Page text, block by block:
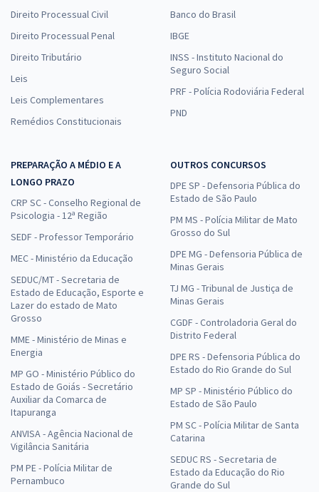
Direito Processual Civil
Direito Processual Penal
Direito Tributário
Leis
Leis Complementares
Remédios Constitucionais
Banco do Brasil
IBGE
INSS - Instituto Nacional do
Seguro Social
PRF - Polícia Rodoviária Federal
PND
PREPARAÇÃO A MÉDIO E A
LONGO PRAZO
CRP SC - Conselho Regional de
Psicologia - 12ª Região
SEDF - Professor Temporário
MEC - Ministério da Educação
SEDUC/MT - Secretaria de
Estado de Educação, Esporte e
Lazer do estado de Mato
Grosso
MME - Ministério de Minas e
Energia
MP GO - Ministério Público do
Estado de Goiás - Secretário
Auxiliar da Comarca de
Itapuranga
ANVISA - Agência Nacional de
Vigilância Sanitária
PM PE - Polícia Militar de
Pernambuco
OUTROS CONCURSOS
DPE SP - Defensoria Pública do
Estado de São Paulo
PM MS - Polícia Militar de Mato
Grosso do Sul
DPE MG - Defensoria Pública de
Minas Gerais
TJ MG - Tribunal de Justiça de
Minas Gerais
CGDF - Controladoria Geral do
Distrito Federal
DPE RS - Defensoria Pública do
Estado do Rio Grande do Sul
MP SP - Ministério Público do
Estado de São Paulo
PM SC - Polícia Militar de Santa
Catarina
SEDUC RS - Secretaria de
Estado da Educação do Rio
Grande do Sul